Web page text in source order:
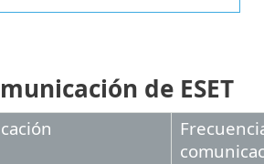
de ESET